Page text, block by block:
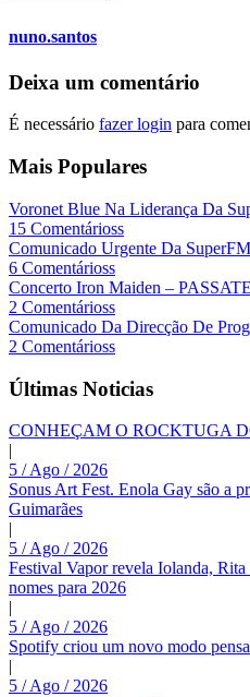
nuno.santos
Deixa um comentário
É necessário fazer login para
Mais Populares
Voronet Blue Na Liderança Da
15 Comentárioss
Comunicado Urgente Da
6 Comentárioss
Concerto Iron Maiden –
2 Comentárioss
Comunicado Da Direcção De
2 Comentárioss
Últimas Noticias
CONHEÇAM O ROCKTUGA
|
5 / Ago / 2026
Sonus Art Fest. Enola Gay são a
Guimarães
|
5 / Ago / 2026
Festival Vapor revela Iolanda,
nomes para 2026
|
5 / Ago / 2026
Spotify criou um novo modo
|
5 / Ago / 2026